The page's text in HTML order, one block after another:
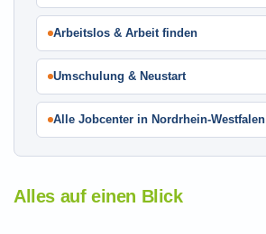
Arbeitslos & Arbeit finden
Umschulung & Neustart
Alle Jobcenter in Nordrhein-Westfalen
Alles auf einen Blick